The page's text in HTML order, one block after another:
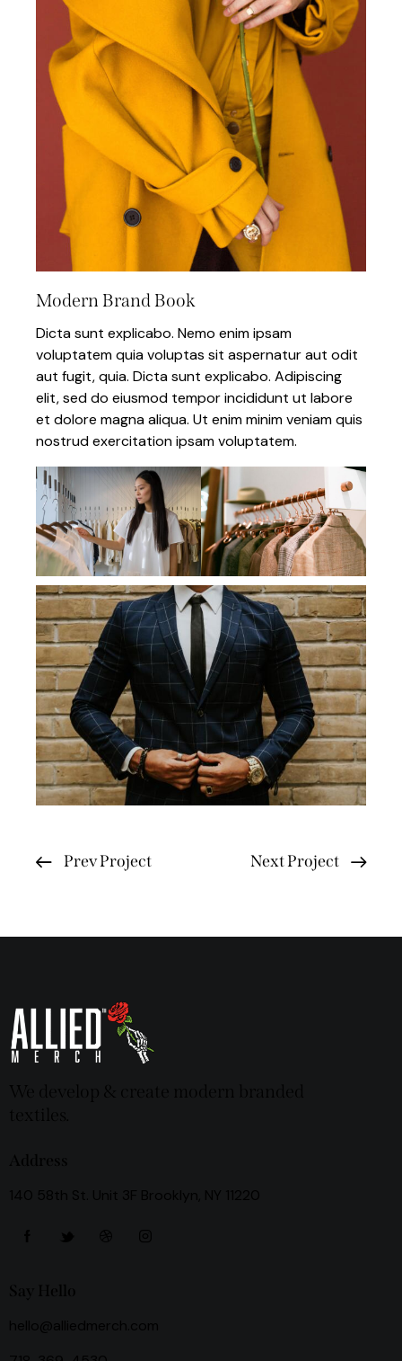
Modern Brand Book
Dicta sunt explicabo. Nemo enim ipsam
voluptatem quia voluptas sit aspernatur aut odit
aut fugit, quia. Dicta sunt explicabo. Adipiscing
elit, sed do eiusmod tempor incididunt ut labore
et dolore magna aliqua. Ut enim minim veniam quis
nostrud exercitation ipsam voluptatem.
Prev Project Next Project